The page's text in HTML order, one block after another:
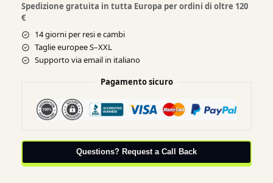
Spedizione gratuita in tutta Europa per ordini di oltre 120
€
14 giorni per resi e cambi
Taglie europee S–XXL
Supporto via email in italiano
Pagamento sicuro
Questions? Request a Call Back